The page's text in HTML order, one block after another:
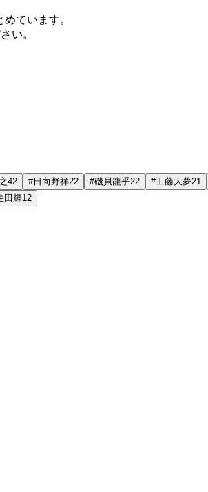
ています。
い。
42 #日向野祥22 #磯貝龍乎22 #工藤大夢21
田輝12